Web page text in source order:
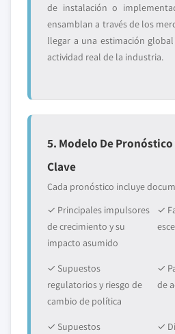
de instalación o
ensamblan a través de los
llegar a una estimación
actividad real de la industria.
5. Modelo De Pronóstico
Clave
Cada pronóstico incluye
✓ Principales impulsores
de crecimiento y su
impacto asumido
✓
✓ Supuestos
regulatorios y riesgo de
cambio de política
✓
de
✓ Supuestos
✓